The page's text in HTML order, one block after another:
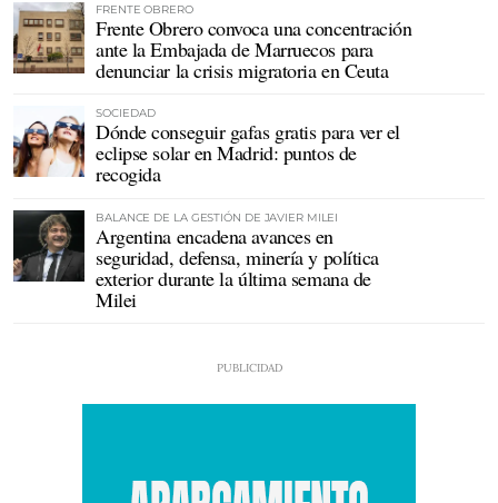
FRENTE OBRERO
Frente Obrero convoca una concentración
ante la Embajada de Marruecos para
denunciar la crisis migratoria en Ceuta
SOCIEDAD
Dónde conseguir gafas gratis para ver el
eclipse solar en Madrid: puntos de
recogida
BALANCE DE LA GESTIÓN DE JAVIER MILEI
Argentina encadena avances en
seguridad, defensa, minería y política
exterior durante la última semana de
Milei